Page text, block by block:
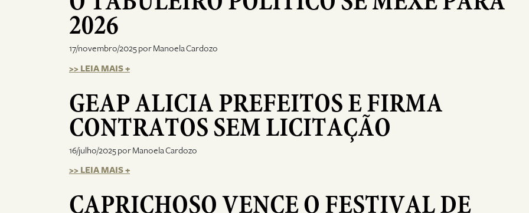
2026
17/novembro/2025 por Manoela Cardozo
>> LEIA MAIS +
GEAP ALICIA PREFEITOS E FIRMA
CONTRATOS SEM LICITAÇÃO
16/julho/2025 por Manoela Cardozo
>> LEIA MAIS +
CAPRICHOSO VENCE O FESTIVAL DE